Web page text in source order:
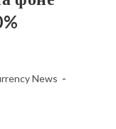
News